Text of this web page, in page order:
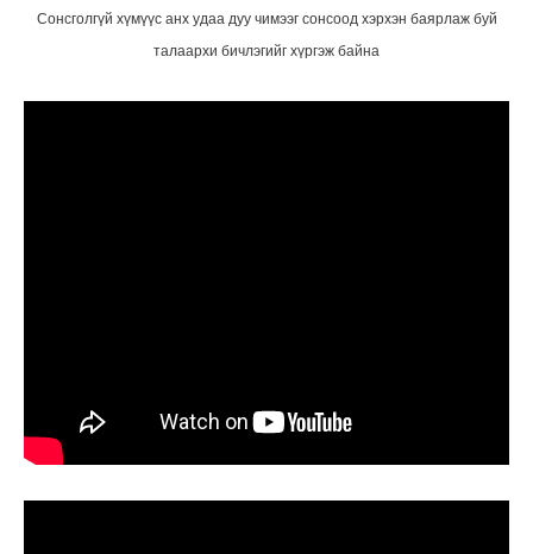
Сонсголгүй хүмүүс анх удаа дуу чимээг сонсоод хэрхэн баярлаж буй
талаархи бичлэгийг хүргэж байна